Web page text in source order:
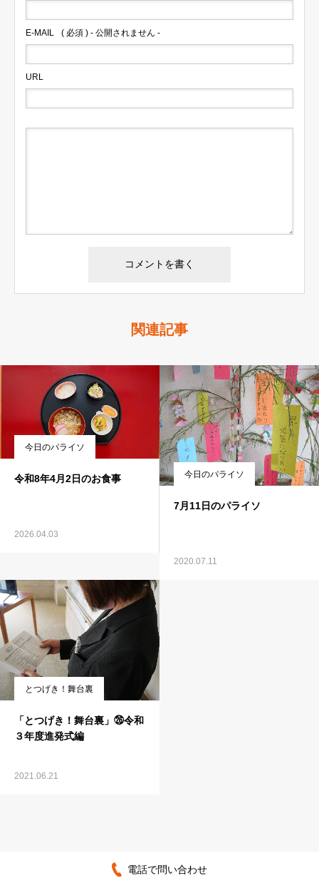
E-MAIL ( 必須 ) - 公開されません -
URL
関連記事
今日のパライソ
令和8年4月2日のお食事
2026.04.03
今日のパライソ
7月11日のパライソ
2020.07.11
とつげき！舞台裏
「とつげき！舞台裏」㉖令和
３年度進発式編
2021.06.21
電話で問い合わせ